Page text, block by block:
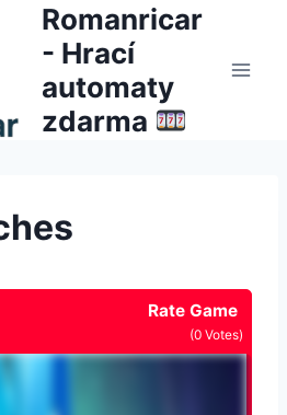
Romanricar
- Hrací
automaty
zdarma
Rate Game
(0 Votes)